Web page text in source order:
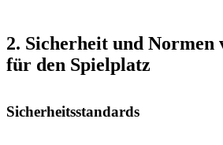
2. Sicherheit und
für den Spielplatz
Sicherheitsstandards